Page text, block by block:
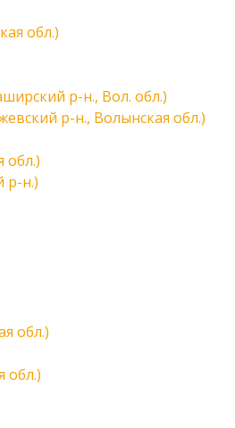
обл.)
р-н., Вол. обл.)
р-н., Волынская обл.)
обл.)
р-н.)
обл.)
обл.)